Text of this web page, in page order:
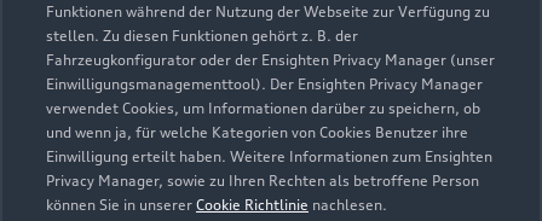
Funktionen während der Nutzung der Webseite zur Verfügung zu
stellen. Zu diesen Funktionen gehört z. B. der
Fahrzeugkonfigurator oder der Ensighten Privacy Manager (unser
Einwilligungsmanagementtool). Der Ensighten Privacy Manager
verwendet Cookies, um Informationen darüber zu speichern, ob
und wenn ja, für welche Kategorien von Cookies Benutzer ihre
Einwilligung erteilt haben. Weitere Informationen zum Ensighten
Privacy Manager, sowie zu Ihren Rechten als betroffene Person
können Sie in unserer Cookie Richtlinie nachlesen.
Lederpflege-Set
Praktisches Set zur intensiven Reinigung und
Pflege von Leder und Kunstleder.
Zur Audi Shopping World